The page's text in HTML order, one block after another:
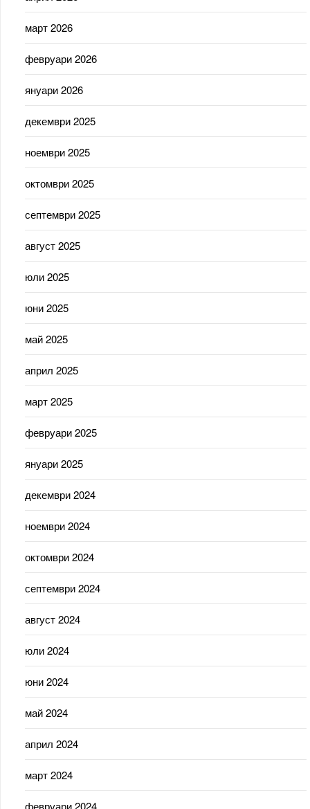
март 2026
февруари 2026
януари 2026
декември 2025
ноември 2025
октомври 2025
септември 2025
август 2025
юли 2025
юни 2025
май 2025
април 2025
март 2025
февруари 2025
януари 2025
декември 2024
ноември 2024
октомври 2024
септември 2024
август 2024
юли 2024
юни 2024
май 2024
април 2024
март 2024